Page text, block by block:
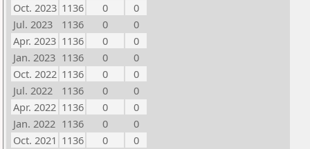
Oct. 2023 1136 0
0
Jul. 2023
1136 0
0
Apr. 2023 1136 0
0
Jan. 2023 1136 0
0
Oct. 2022 1136 0
0
Jul. 2022
1136 0
0
Apr. 2022 1136 0
0
Jan. 2022 1136 0
0
Oct. 2021 1136 0
0